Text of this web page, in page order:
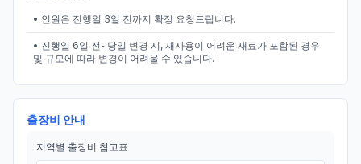
• 인원은 진행일 3일 전까지 확정 요청드립니다.
• 진행일 6일 전~당일 변경 시, 재사용이 어려운 재료가 포함된 경우
및 규모에 따라 변경이 어려울 수 있습니다.
출장비 안내
지역별 출장비 참고표